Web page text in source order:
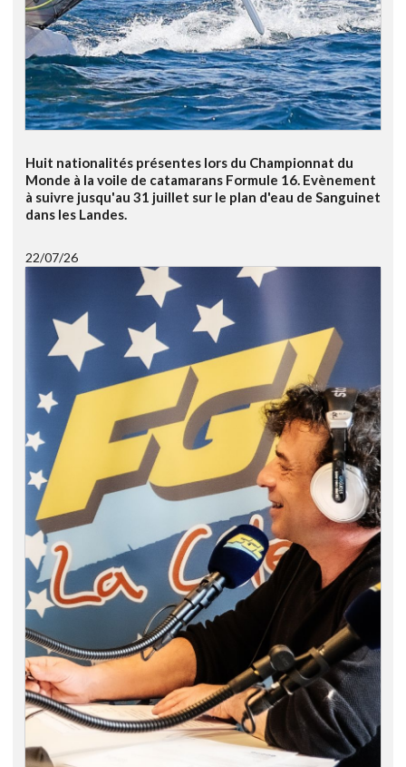
Huit nationalités présentes lors du Championnat du
Monde à la voile de catamarans Formule 16. Evènement
à suivre jusqu'au 31 juillet sur le plan d'eau de Sanguinet
dans les Landes.
22/07/26